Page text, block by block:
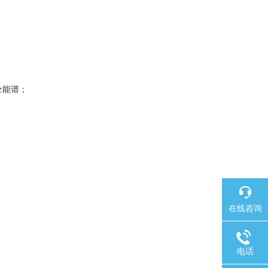
谱；
在线咨询
电话